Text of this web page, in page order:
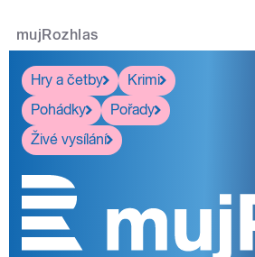
mujRozhlas
Hry a četby
Krimi
Pohádky
Pořady
Živé vysílání